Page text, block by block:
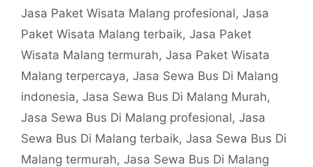
Jasa Paket Wisata Malang profesional, Jasa
Paket Wisata Malang terbaik, Jasa Paket
Wisata Malang termurah, Jasa Paket Wisata
Malang terpercaya, Jasa Sewa Bus Di Malang
indonesia, Jasa Sewa Bus Di Malang Murah,
Jasa Sewa Bus Di Malang profesional, Jasa
Sewa Bus Di Malang terbaik, Jasa Sewa Bus Di
Malang termurah, Jasa Sewa Bus Di Malang